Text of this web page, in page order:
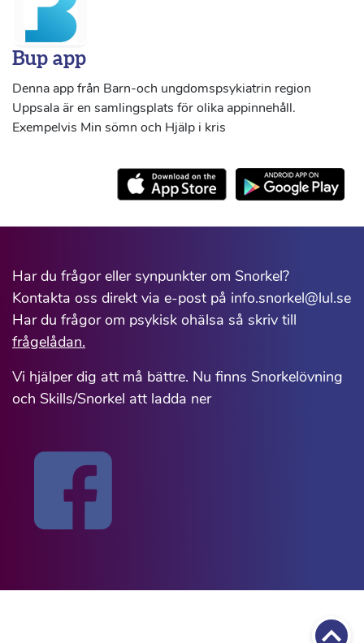
Bup app
Denna app från Barn-och ungdomspsykiatrin region
Uppsala är en samlingsplats för olika appinnehåll.
Exempelvis Min sömn och Hjälp i kris
Har du frågor eller synpunkter om Snorkel?
Kontakta oss direkt via e-post på info.snorkel@lul.se
Har du frågor om psykisk ohälsa så skriv till
frågelådan.
Vi hjälper dig att må bättre. Nu finns Snorkelövning
och Skills/Snorkel att ladda ner